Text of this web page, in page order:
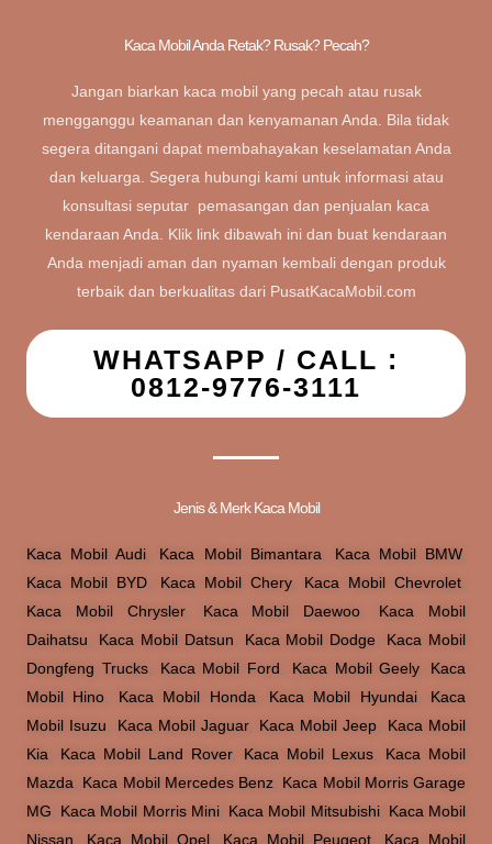
Kaca Mobil Anda Retak? Rusak? Pecah?
Jangan biarkan kaca mobil yang pecah atau rusak
mengganggu keamanan dan kenyamanan Anda. Bila tidak
segera ditangani dapat membahayakan keselamatan Anda
dan keluarga. Segera hubungi kami untuk informasi atau
konsultasi seputar pemasangan dan penjualan kaca
kendaraan Anda. Klik link dibawah ini dan buat kendaraan
Anda menjadi aman dan nyaman kembali dengan produk
terbaik dan berkualitas dari PusatKacaMobil.com
WHATSAPP / CALL :
0812-9776-3111
Jenis & Merk Kaca Mobil
Kaca Mobil Audi Kaca Mobil Bimantara Kaca Mobil BMW,
Kaca Mobil BYD
Kaca Mobil Chery, Kaca Mobil Chevrolet
Kaca Mobil Chrysler, Kaca Mobil Daewoo
Kaca Mobil
Daihatsu
Kaca Mobil Datsun Kaca Mobil Dodge
Kaca Mobil
Dongfeng Trucks, Kaca Mobil Ford Kaca Mobil Geely, Kaca
Mobil Hino
Kaca Mobil Honda Kaca Mobil Hyundai, Kaca
Mobil Isuzu
Kaca Mobil Jaguar, Kaca Mobil Jeep
Kaca Mobil
Kia
Kaca Mobil Land Rover, Kaca Mobil Lexus
Kaca Mobil
Mazda
Kaca Mobil Mercedes Benz Kaca Mobil Morris Garage
MG
Kaca Mobil Morris Mini, Kaca Mobil Mitsubishi, Kaca Mobil
Nissan
Kaca Mobil Opel Kaca Mobil Peugeot Kaca Mobil